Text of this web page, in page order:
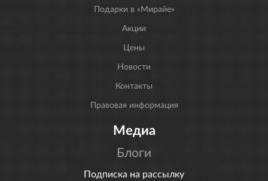
Подарки в «Мирайе»
Акции
Цены
Новости
Контакты
Правовая информация
Медиа
Блоги
Подписка на рассылку